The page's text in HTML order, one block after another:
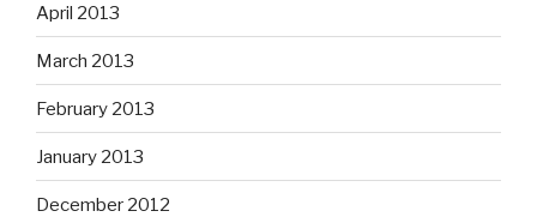
April 2013
March 2013
February 2013
January 2013
December 2012